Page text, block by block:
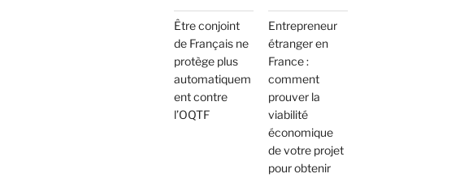
Être conjoint
de Français ne
protège plus
automatiquem
ent contre
l’OQTF
Entrepreneur
étranger en
France :
comment
prouver la
viabilité
économique
de votre projet
pour obtenir